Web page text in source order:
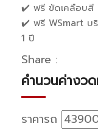
✔️ ฟรี ขัดเคลือบสี
✔️ ฟรี WSmart บริ
1 ปี
Share :
คำนวนค่างว
ราคารถ